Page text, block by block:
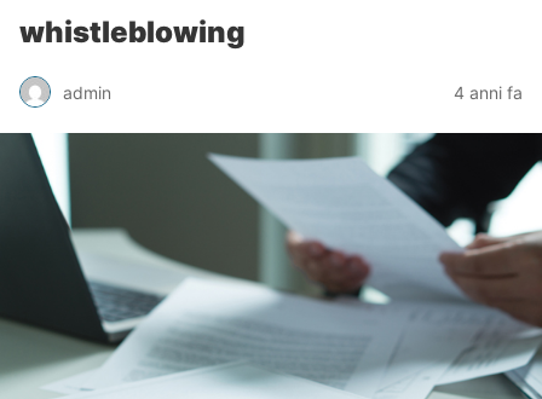
whistleblowing
admin 4 anni fa